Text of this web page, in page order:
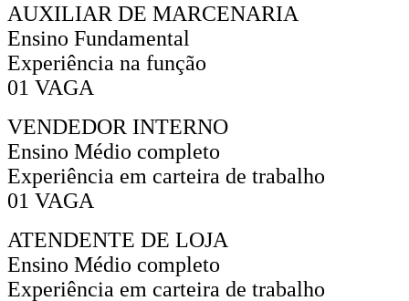
AUXILIAR DE MARCENARIA
Ensino Fundamental
Experiência na função
01 VAGA
VENDEDOR INTERNO
Ensino Médio completo
Experiência em carteira de trabalho
01 VAGA
ATENDENTE DE LOJA
Ensino Médio completo
Experiência em carteira de trabalho